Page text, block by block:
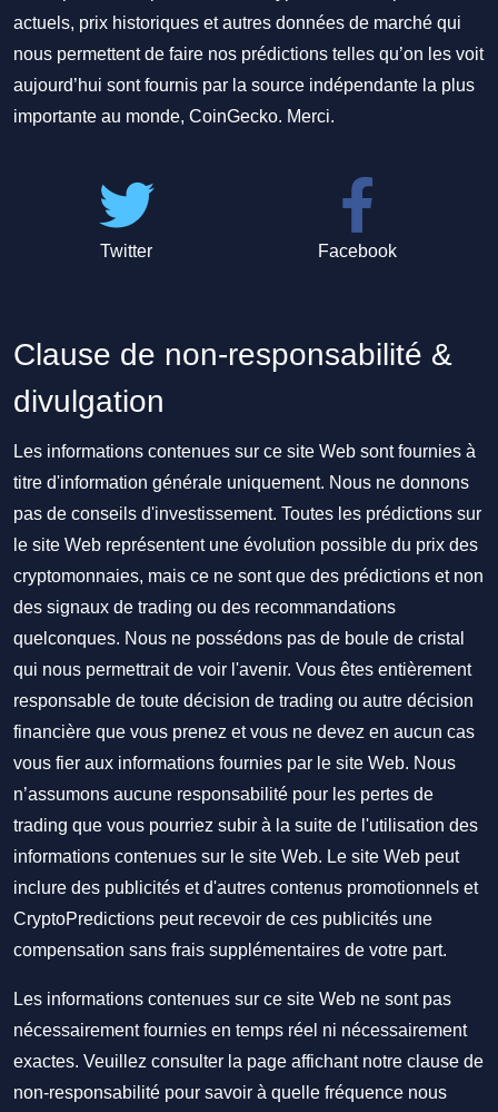
actuels, prix historiques et autres données de marché qui
nous permettent de faire nos prédictions telles qu’on les voit
aujourd’hui sont fournis par la source indépendante la plus
importante au monde, CoinGecko. Merci.
Twitter Facebook
Clause de non-responsabilité &
divulgation
Les informations contenues sur ce site Web sont fournies à
titre d'information générale uniquement. Nous ne donnons
pas de conseils d'investissement. Toutes les prédictions sur
le site Web représentent une évolution possible du prix des
cryptomonnaies, mais ce ne sont que des prédictions et non
des signaux de trading ou des recommandations
quelconques. Nous ne possédons pas de boule de cristal
qui nous permettrait de voir l'avenir. Vous êtes entièrement
responsable de toute décision de trading ou autre décision
financière que vous prenez et vous ne devez en aucun cas
vous fier aux informations fournies par le site Web. Nous
n’assumons aucune responsabilité pour les pertes de
trading que vous pourriez subir à la suite de l'utilisation des
informations contenues sur le site Web. Le site Web peut
inclure des publicités et d'autres contenus promotionnels et
CryptoPredictions peut recevoir de ces publicités une
compensation sans frais supplémentaires de votre part.
Les informations contenues sur ce site Web ne sont pas
nécessairement fournies en temps réel ni nécessairement
exactes. Veuillez consulter la page affichant notre clause de
non-responsabilité pour savoir à quelle fréquence nous